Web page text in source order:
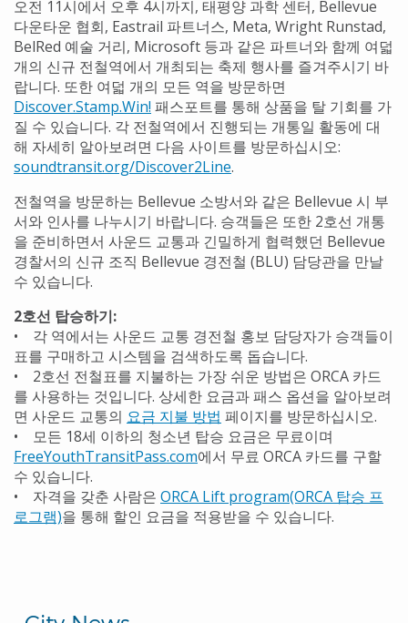
오전 11시에서 오후 4시까지, 태평양 과학 센터, Bellevue
다운타운 협회, Eastrail 파트너스, Meta, Wright Runstad,
BelRed 예술 거리, Microsoft 등과 같은 파트너와 함께 여덟
개의 신규 전철역에서 개최되는 축제 행사를 즐겨주시기 바
랍니다. 또한 여덟 개의 모든 역을 방문하면
Discover.Stamp.Win! 패스포트를 통해 상품을 탈 기회를 가
질 수 있습니다. 각 전철역에서 진행되는 개통일 활동에 대
해 자세히 알아보려면 다음 사이트를 방문하십시오:
soundtransit.org/Discover2Line.
전철역을 방문하는 Bellevue 소방서와 같은 Bellevue 시 부
서와 인사를 나누시기 바랍니다. 승객들은 또한 2호선 개통
을 준비하면서 사운드 교통과 긴밀하게 협력했던 Bellevue
경찰서의 신규 조직 Bellevue 경전철 (BLU) 담당관을 만날
수 있습니다.
2호선 탑승하기:
• 각 역에서는 사운드 교통 경전철 홍보 담당자가 승객들이
표를 구매하고 시스템을 검색하도록 돕습니다.
• 2호선 전철표를 지불하는 가장 쉬운 방법은 ORCA 카드
를 사용하는 것입니다. 상세한 요금과 패스 옵션을 알아보려
면 사운드 교통의 요금 지불 방법 페이지를 방문하십시오.
• 모든 18세 이하의 청소년 탑승 요금은 무료이며
FreeYouthTransitPass.com에서 무료 ORCA 카드를 구할
수 있습니다.
• 자격을 갖춘 사람은 ORCA Lift program(ORCA 탑승 프
로그램)을 통해 할인 요금을 적용받을 수 있습니다.